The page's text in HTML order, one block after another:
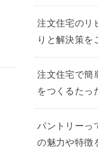
注文住宅のリ
りと解決策を
注文住宅で簡
をつくるたっ
パントリーっ
の魅力や特徴